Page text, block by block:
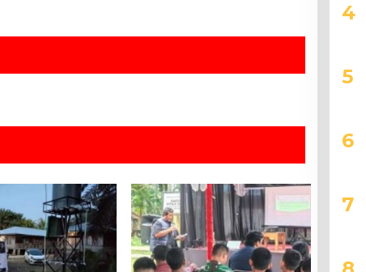
4
5
6
7